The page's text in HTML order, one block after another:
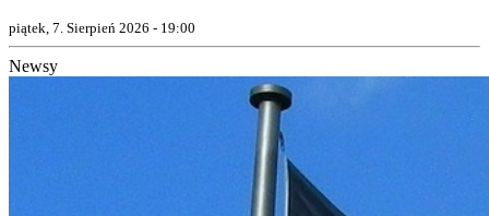
piątek, 7. Sierpień 2026 - 19:00
Newsy